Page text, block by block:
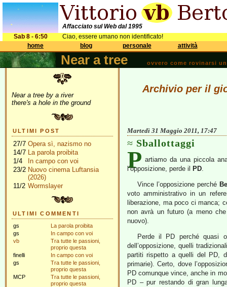
Affacciato sul Web dal 1995
Sab 8 - 6:50
Ciao, essere umano non identificato!
home
blog personale attività
Near a tree ovvero come rovinarsi
Near a tree by a river
there's a hole in the ground
ULTIMI POST
27/7 Opera sì, nazismo no
14/7 La parola proibita
1/4
In campo con voi
23/2 Nuovo cinema Luftansia
(2026)
11/2 Wormslayer
ULTIMI COMMENTI
gs
La parola proibita
gs
In campo con voi
vb
Tra tutte le passioni,
proprio questa
finelli
In campo con voi
gs
Tra tutte le passioni,
proprio questa
MCP
Tra tutte le passioni,
proprio questa
Archivio per il
Martedì 31 Maggio 2011, 17:47
Sballottaggi
P artiamo da una piccola
l’opposizione, perde il
PD.
Vince l’opposizione perché
voto amministrativo in un
liberazione, ma poco ci manca;
non avrà un futuro (a meno
nuovo).
Perde il PD perché quasi
dell’opposizione, quelli
partiti rispetto a quelli del PD,
primarie). Certo, dove
PD comunque vince, anche in
PD – pur restando di gran